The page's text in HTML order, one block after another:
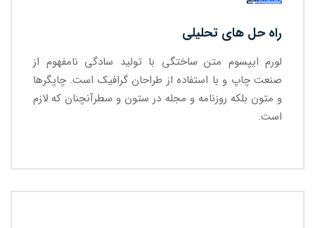
راه حل های تحلیلی
لورم ایپسوم متن ساختگی با تولید سادگی نامفهوم از
صنعت چاپ و با استفاده از طراحان گرافیک است. چاپگرها
و متون بلکه روزنامه و مجله در ستون و سطرآنچنان که لازم
است.